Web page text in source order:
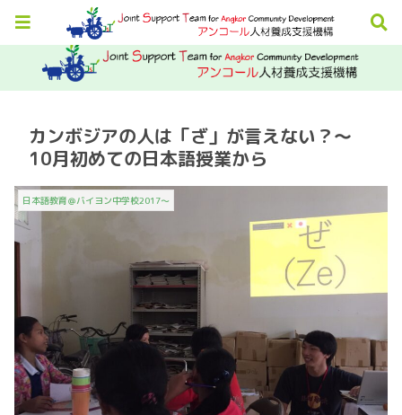
カンボジアの人は「ざ」が言えない？〜
10月初めての日本語授業から
日本語教育＠バイヨン中学校2017～